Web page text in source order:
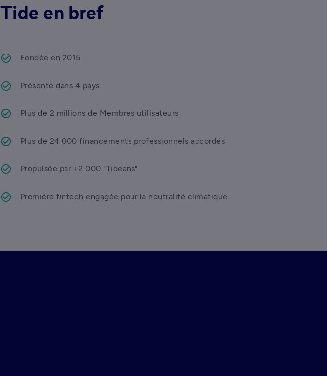
Tide en bref
Fondée en 2015
Présente dans 4 pays
Plus de 2 millions de Membres utilisateurs
Plus de 24 000 financements professionnels accordés
Propulsée par +2 000 "Tideans"
Première fintech engagée pour la neutralité climatique